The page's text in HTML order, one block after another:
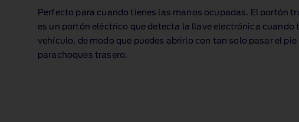
Perfecto para cuando tienes las manos ocupadas. El portón
es un portón eléctrico que detecta la llave electrónica cuando
vehículo, de modo que puedes abrirlo con tan solo pasar el pie
parachoques trasero.